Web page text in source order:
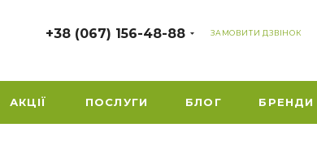
+38 (067) 156-48-88 ЗАМОВИТИ ДЗВІНОК
АКЦІЇ ПОСЛУГИ БЛОГ БРЕНДИ